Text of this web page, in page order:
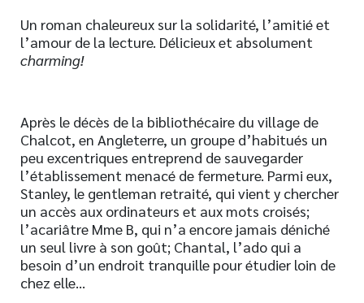
Un roman chaleureux sur la solidarité, l’amitié et
l’amour de la lecture. Délicieux et absolument
charming!
Après le décès de la bibliothécaire du village de
Chalcot, en Angleterre, un groupe d’habitués un
peu excentriques entreprend de sauvegarder
l’établissement menacé de fermeture. Parmi eux,
Stanley, le gentleman retraité, qui vient y chercher
un accès aux ordinateurs et aux mots croisés;
l’acariâtre Mme B, qui n’a encore jamais déniché
un seul livre à son goût; Chantal, l’ado qui a
besoin d’un endroit tranquille pour étudier loin de
chez elle…